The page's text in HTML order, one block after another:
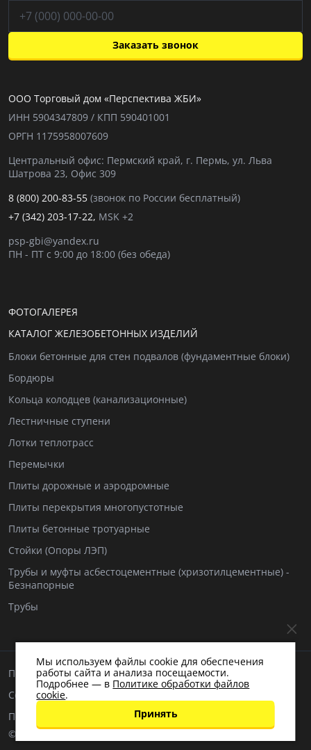
Заказать звонок
ООО Торговый дом «Перспектива ЖБИ»
ИНН 5904347809 / КПП 590401001
ОРГН 1175958007609
Центральный офис: Пермский край, г. Пермь, ул. Льва
Шатрова 23, Офис 309
8 (800) 200-83-55 (звонок по России бесплатный)
+7 (342) 203-17-22, MSK +2
psp-gbi@yandex.ru
ПН - ПТ с 9:00 до 18:00 (без обеда)
ФОТОГАЛЕРЕЯ
КАТАЛОГ ЖЕЛЕЗОБЕТОННЫХ ИЗДЕЛИЙ
Блоки бетонные для стен подвалов (фундаментные блоки)
Бордюры
Кольца колодцев (канализационные)
Лестничные ступени
Лотки теплотрасс
Перемычки
Плиты дорожные и аэродромные
Плиты перекрытия многопустотные
Плиты бетонные тротуарные
Стойки (Опоры ЛЭП)
Трубы и муфты асбестоцементные (хризотилцементные) -
Безнапорные
Трубы
© 2017–2026 Все права защищены.
Пользовательское соглашение
Согласие на обработку персональных данных
Политика обработки персональных данных
Мы используем файлы cookie для обеспечения
работы сайта и анализа посещаемости.
Подробнее — в Политике обработки файлов
cookie.
Принять